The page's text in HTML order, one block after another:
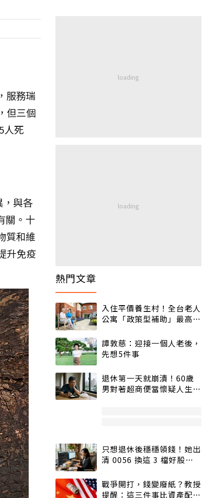
服務瑞
但三個
人死
，與各
關。十
質和維
升免疫
熱門文章
入住平價養生村！全台老人
公寓「政策型補助」最高打
譚敦慈：迎接一個人老後，
先想5件事
退休第一天就崩潰！60歲
男對著超商便當懷疑人生
只想退休後穩穩領錢！她出
清 0056 換這 3 檔好股：
戰爭開打，錢變廢紙？教授
提醒：這三件事比資產配置